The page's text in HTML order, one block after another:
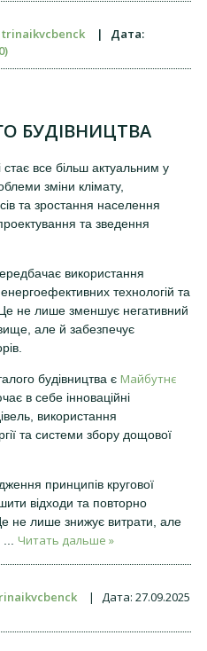
trinaikvcbenck |
Дата:
БУДІВНИЦТВА
стає все більш актуальним у
зміни клімату,
та зростання населення
та зведення
використання
технологій та
Це не лише зменшує негативний
але й забезпечує
будівництва є Майбутнє
в себе інноваційні
використання
та системи збору дощової
принципів кругової
відходи та повторно
не лише знижує витрати, але
Читать дальше »
| Дата: 27.09.2025